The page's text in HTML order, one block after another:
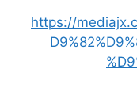
https://